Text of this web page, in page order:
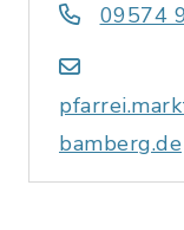
09574
bamberg.de